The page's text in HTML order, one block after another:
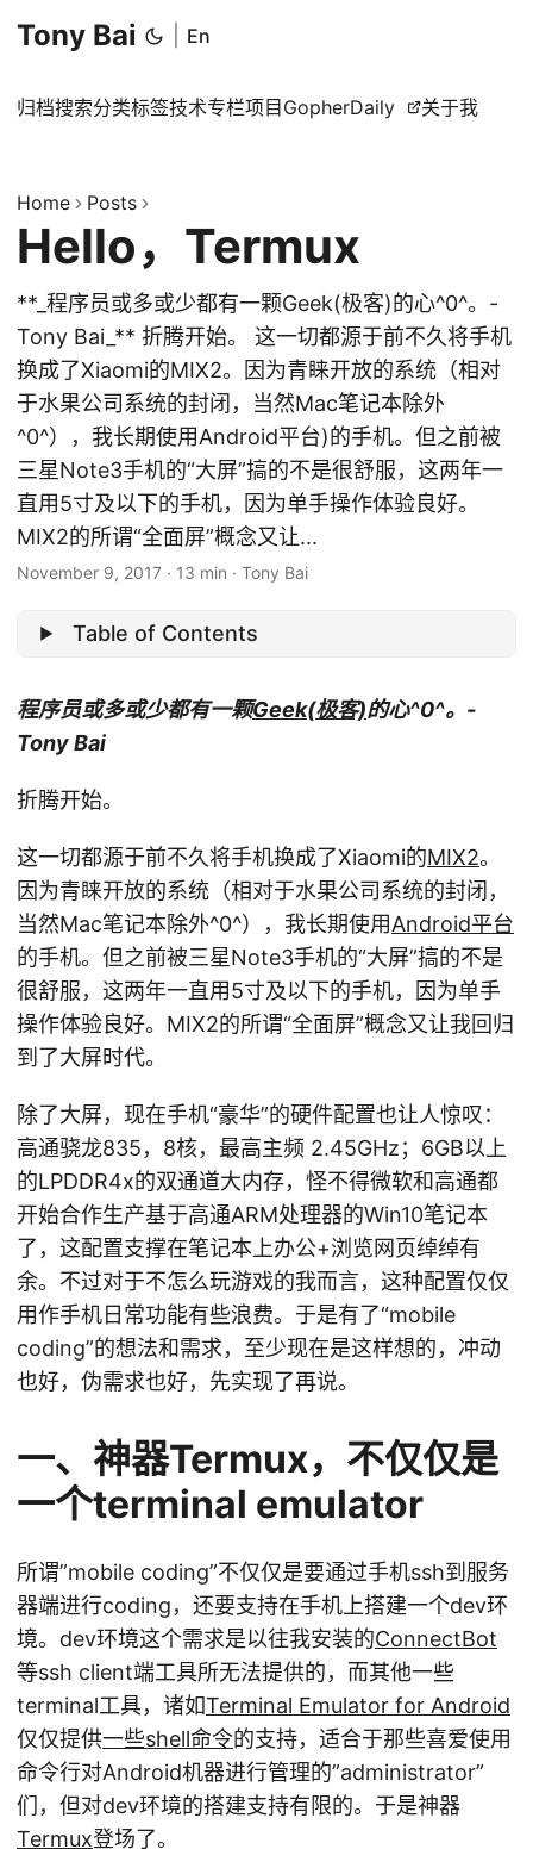
Tony Bai En
归档搜索分类标签技术专栏项目 GopherDaily 关于我
Home Posts
Hello，Termux
**_程序员或多或少都有一颗Geek(极客)的心^0^。-
Tony Bai_** 折腾开始。 这一切都源于前不久将手机
换成了Xiaomi的MIX2。因为青睐开放的系统（相对
于水果公司系统的封闭，当然Mac笔记本除外
^0^），我长期使用Android平台)的手机。但之前被
三星Note3手机的“大屏”搞的不是很舒服，这两年一
直用5寸及以下的手机，因为单手操作体验良好。
MIX2的所谓“全面屏”概念又让...
November 9, 2017 · 13 min · Tony Bai
Table of Contents
程序员或多或少都有一颗Geek(极客)的心^0^。-
Tony Bai
折腾开始。
这一切都源于前不久将手机换成了Xiaomi的MIX2。
因为青睐开放的系统（相对于水果公司系统的封闭，
当然Mac笔记本除外^0^），我长期使用Android平台
的手机。但之前被三星Note3手机的“大屏”搞的不是
很舒服，这两年一直用5寸及以下的手机，因为单手
操作体验良好。MIX2的所谓“全面屏”概念又让我回归
到了大屏时代。
除了大屏，现在手机“豪华”的硬件配置也让人惊叹：
高通骁龙835，8核，最高主频 2.45GHz；6GB以上
的LPDDR4x的双通道大内存，怪不得微软和高通都
开始合作生产基于高通ARM处理器的Win10笔记本
了，这配置支撑在笔记本上办公+浏览网页绰绰有
余。不过对于不怎么玩游戏的我而言，这种配置仅仅
用作手机日常功能有些浪费。于是有了“mobile
coding”的想法和需求，至少现在是这样想的，冲动
也好，伪需求也好，先实现了再说。
一、神器Termux，不仅仅是
一个terminal emulator
所谓”mobile coding”不仅仅是要通过手机ssh到服务
器端进行coding，还要支持在手机上搭建一个dev环
境。dev环境这个需求是以往我安装的ConnectBot
等ssh client端工具所无法提供的，而其他一些
terminal工具，诸如Terminal Emulator for Android
仅仅提供一些shell命令的支持，适合于那些喜爱使用
命令行对Android机器进行管理的”administrator”
们，但对dev环境的搭建支持有限的。于是神器
Termux登场了。